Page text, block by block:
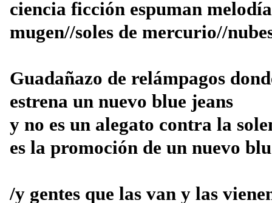
ciencia ficción espuman
mugen//soles de mercurio//
Guadañazo de relámpagos
estrena un nuevo blue jeans
y no es un alegato contra la
es la promoción de un nuevo
/y gentes que las van y las